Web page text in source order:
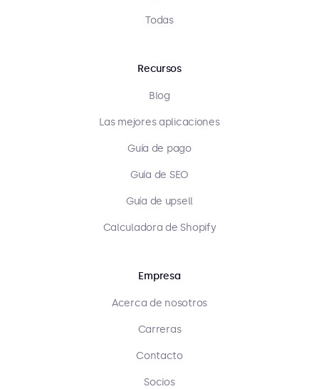
Todas
Recursos
Blog
Las mejores aplicaciones
Guía de pago
Guía de SEO
Guía de upsell
Calculadora de Shopify
Empresa
Acerca de nosotros
Carreras
Contacto
Socios